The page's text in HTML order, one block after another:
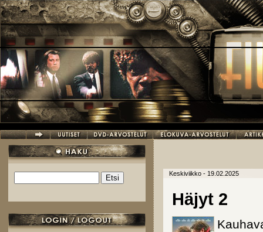
Hyppää pääsisältöön
Hakulomake
Keskiviikko - 19.02.2025
Häjyt 2